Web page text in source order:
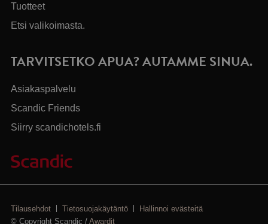
Tuotteet
Etsi valikoimasta.
TARVITSETKO APUA? AUTAMME SINUA.
Asiakaspalvelu
Scandic Friends
Siirry scandichotels.fi
Tilausehdot Tietosuojakäytäntö
Hallinnoi evästeitä
© Copyright Scandic /Awardit